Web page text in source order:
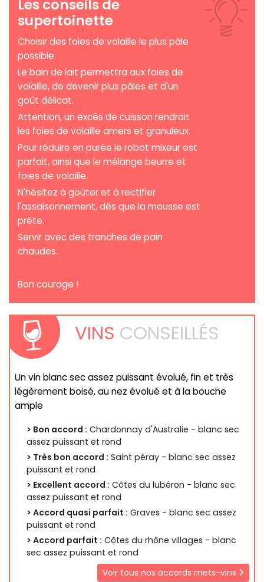
Les conseils de
supertoinette
Choisir des foies de volaille le plus pâle
possible.
Le bain de lait permettra aux foies de
volaille, de devenir plus pâles et d'un
goût délicat.
Attention, un excès de cuisson rendrait
les foies de volaille amers et granuleux.
Pour réduire en purée le robot mixeur est
parfait, ainsi que le mélange beurre et
foies de volaille.
N'hésitez à goûter et à rectifier
l'assaisonnement, dès que la mousse est
prête.
Servir avec des tranches de pain
chaudes.
Bon courage !
VINS CONSEILLÉS
Un vin blanc sec assez puissant évolué, fin et très
légèrement boisé, au nez évolué et à la bouche
ample
> Bon accord : Chardonnay d'Australie - blanc sec
assez puissant et rond
> Très bon accord : Saint péray - blanc sec assez
puissant et rond
> Excellent accord : Côtes du lubéron - blanc sec
assez puissant et rond
> Accord quasi parfait : Graves - blanc sec assez
puissant et rond
> Accord parfait : Côtes du rhône villages - blanc
sec assez puissant et rond
Voir tous nos accords mets-vins